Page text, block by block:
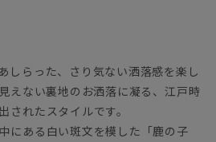
しらった、さり気ない洒落感を楽し
えない裏地のお洒落に凝る、江戸時
されたスタイルです。
にある白い斑文を模した「鹿の子